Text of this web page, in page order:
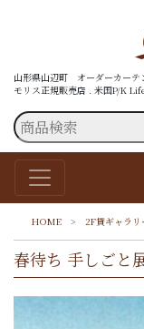
山形県山辺町 オーダーカーテ
モリス正規販売店 . 米国P/K
HOME > 2F貸ギャラリ
春待ち 手しごと